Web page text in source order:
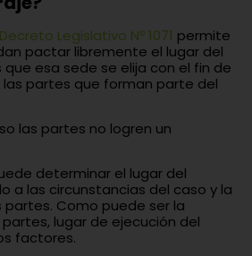
Legislativo Nº 1071 permite
pactar libremente el lugar del
que esa sede se elija con el fin de
partes que forman parte del
las partes no logren un
determinar el lugar del
a las circunstancias del caso y la
partes. Como puede ser la
lugar de ejecución del
factores.